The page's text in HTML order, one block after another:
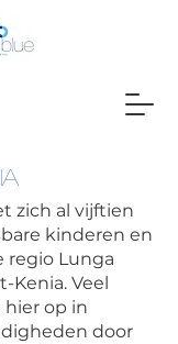
zich al vijftien
kinderen en
regio Lunga
Kenia. Veel
op in
door